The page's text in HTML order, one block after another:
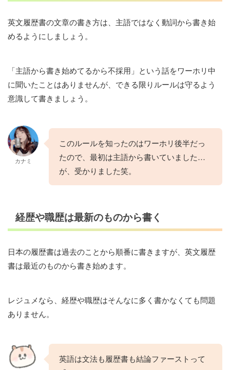
英文履歴書の文章の書き方は、主語ではなく動詞から書き始
めるようにしましょう。
「主語から書き始めてるから不採用」という話をワーホリ中
に聞いたことはありませんが、できる限りルールは守るよう
意識して書きましょう。
カナミ
このルールを知ったのはワーホリ後半だっ
たので、最初は主語から書いていました…
が、受かりました笑。
経歴や職歴は最新のものから書く
日本の履歴書は過去のことから順番に書きますが、英文履歴
書は最近のものから書き始めます。
レジュメなら、経歴や職歴はそんなに多く書かなくても問題
ありません。
英語は文法も履歴書も結論ファーストって